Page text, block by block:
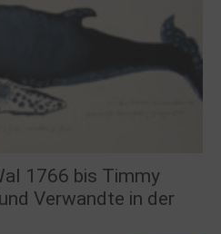
1766 bis Timmy
Verwandte in der